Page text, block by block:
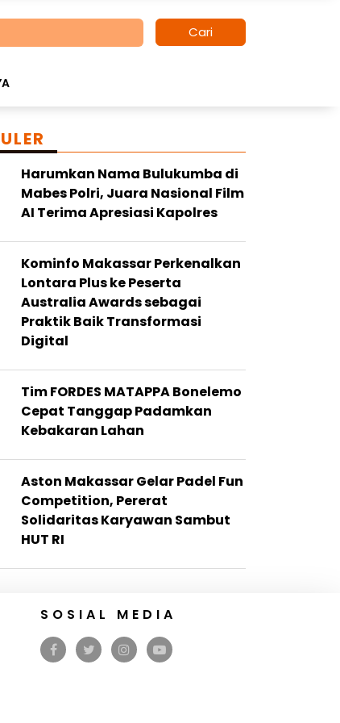
Cari
Harumkan Nama Bulukumba di
Mabes Polri, Juara Nasional Film
AI Terima Apresiasi Kapolres
Kominfo Makassar Perkenalkan
Lontara Plus ke Peserta
Australia Awards sebagai
Praktik Baik Transformasi
Digital
Tim FORDES MATAPPA Bonelemo
Cepat Tanggap Padamkan
Kebakaran Lahan
Aston Makassar Gelar Padel Fun
Competition, Pererat
Solidaritas Karyawan Sambut
HUT RI
SOSIAL MEDIA